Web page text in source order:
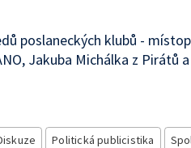
poslaneckých klubů -
Jakuba Michálka z Pirátů
Politická publicistika